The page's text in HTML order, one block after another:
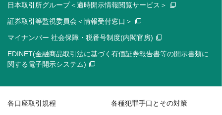
日本取引所グループ＜適時開示情報閲覧サービス＞
証券取引等監視委員会＜情報受付窓口＞
マイナンバー 社会保障・税番号制度(内閣官房)
EDINET(金融商品取引法に基づく有価証券報告書等の開示書類に
関する電子開示システム)
各口座取引規程 各種犯罪手口とその対策